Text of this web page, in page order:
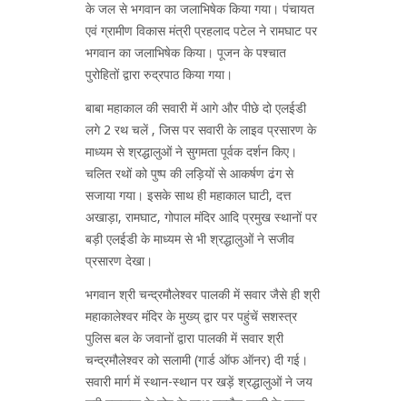
के जल से भगवान का ‍जलाभिषेक किया गया। पंचायत
एवं ग्रामीण विकास मंत्री प्रहलाद पटेल ने रामघाट पर
भगवान का जलाभिषेक किया। पूजन के पश्चात
पुरोहितों द्वारा रुद्रपाठ किया गया।
बाबा महाकाल की सवारी में आगे और पीछे दो एलईडी
लगे 2 रथ चलें , जिस पर सवारी के लाइव प्रसारण के
माध्यम से श्रद्धालुओं ने सुगमता पूर्वक दर्शन किए।
चलित रथों को पुष्प की लड़ियों से आकर्षण ढंग से
सजाया गया। इसके साथ ही महाकाल घाटी, दत्त
अखाड़ा, रामघाट, गोपाल मंदिर आदि प्रमुख स्थानों पर
बड़ी एलईडी के माध्यम से भी श्रद्धालुओं ने सजीव
प्रसारण देखा।
भगवान श्री चन्द्रमौलेश्वर पालकी में सवार जैसे ही श्री
महाकालेश्वर मंदिर के मुख्य् द्वार पर पहुंचें सशस्त्र
पुलिस बल के जवानों द्वारा पालकी में सवार श्री
चन्द्रमौलेश्वर को सलामी (गार्ड ऑफ ऑनर) दी गई।
सवारी मार्ग में स्थान-स्थान पर खड़ें श्रद्धालुओं ने जय